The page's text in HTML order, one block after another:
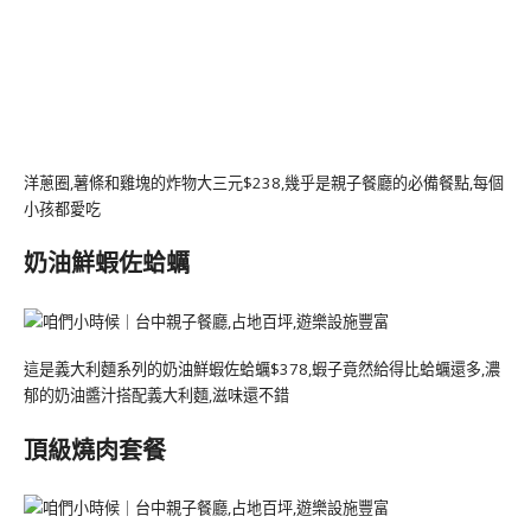
洋蔥圈,薯條和雞塊的炸物大三元$238,幾乎是親子餐廳的必備餐點,每個
小孩都愛吃
奶油鮮蝦佐蛤蠣
這是義大利麵系列的奶油鮮蝦佐蛤蠣$378,蝦子竟然給得比蛤蠣還多,濃
郁的奶油醬汁搭配義大利麵,滋味還不錯
頂級燒肉套餐